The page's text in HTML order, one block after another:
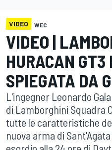
VIDEO WEC
VIDEO |
HURACAN GT3
SPIEGATA DA
L'ingegner Leonardo
di Lamborghini Squadra
tutte le caratteristiche
nuova arma di